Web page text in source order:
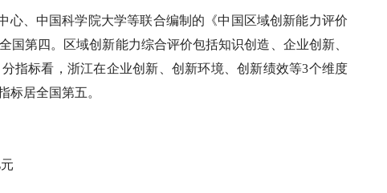
心、中国科学院大学等联合编制的《中国区域创新能力评价
国第四。区域创新能力综合评价包括知识创造、企业创新、
指标看，浙江在企业创新、创新环境、创新绩效等3个维度
标居全国第五。